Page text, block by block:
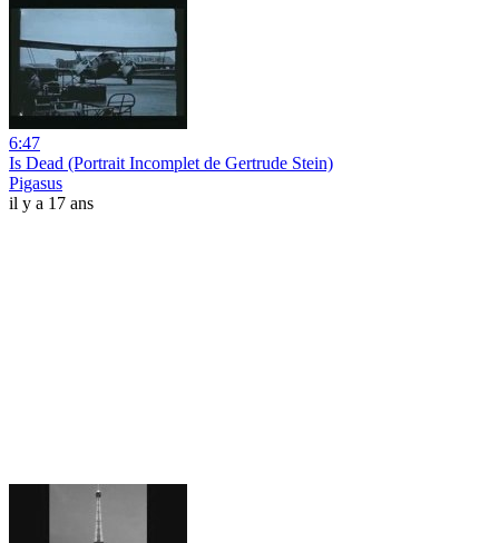
6:47
Is Dead (Portrait Incomplet de Gertrude Stein)
Pigasus
il y a 17 ans